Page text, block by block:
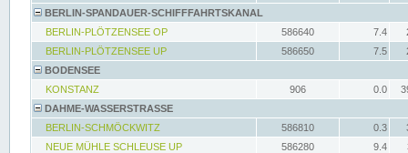
BERLIN-SPANDAUER-SCHIFFFAHRTSKANAL
BERLIN-PLÖTZENSEE OP
586640 7.4
BERLIN-PLÖTZENSEE UP
586650 7.5
BODENSEE
KONSTANZ
906 0.0
DAHME-WASSERSTRASSE
BERLIN-SCHMÖCKWITZ
586810 0.3
NEUE MÜHLE SCHLEUSE UP
586280 9.4